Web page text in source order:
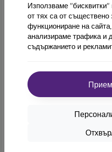
Използваме
от тях са от съществено
функциониране на
анализираме трафика и
съдържанието и
-10%
mobilNET калъф тип книга
Samsung Galaxy A35 5G,
черен (Lichi)